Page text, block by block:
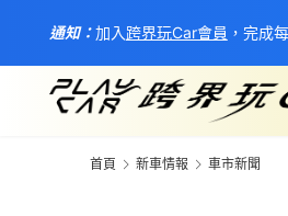
首頁 新車情報 車市新聞
通知：加入 跨界玩Car會員 ，完成